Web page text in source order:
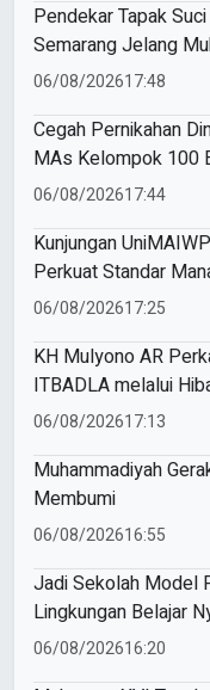
Pendekar Tapak
Semarang Jelang
06/08/202617:48
Cegah Pernikahan
MAs Kelompok 100
Miftahul Ulum
06/08/202617:44
Kunjungan
Perkuat Standar
Syariah
06/08/202617:25
KH Mulyono AR
ITBADLA melalui
5 Jilid
06/08/202617:13
Muhammadiyah
Membumi
06/08/202616:55
Jadi Sekolah Model
Lingkungan Belajar
Smamio Gresik
06/08/202616:20